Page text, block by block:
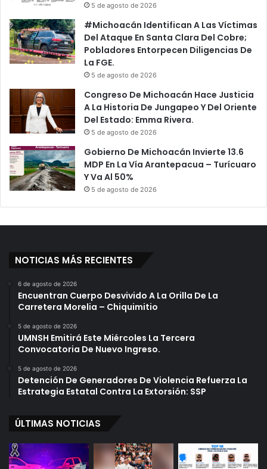
5 de agosto de 2026
#Michoacán Identifican A Las Víctimas
Del Ataque En Santa Clara Del Cobre;
Pobladores Entorpecen Diligencias De
La FGE.
5 de agosto de 2026
Congreso De Michoacán Hace Justicia
A La Historia De Jungapeo Y Del Oriente
Del Estado: Emma Rivera.
5 de agosto de 2026
Gobierno De Michoacán Invierte 13.6
MDP En La Vía Arantepacua – Turícuaro
Y Va Al 50%
5 de agosto de 2026
NOTICIAS MÁS RECIENTES
6 de agosto de 2026
Encuentran Cuerpo Desvivido A La Orilla De La
Carretera Morelia – Chiquimitio
5 de agosto de 2026
UMNSH Emitirá Este Miércoles La Tercera
Convocatoria De Nuevo Ingreso.
5 de agosto de 2026
Detención De Generadores De Violencia Refuerza La
Estrategia Estatal Contra La Extorsión: SSP
ÚLTIMAS NOTICIAS